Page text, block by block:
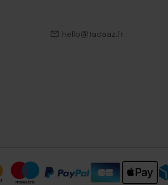
hello@tadaaz.fr